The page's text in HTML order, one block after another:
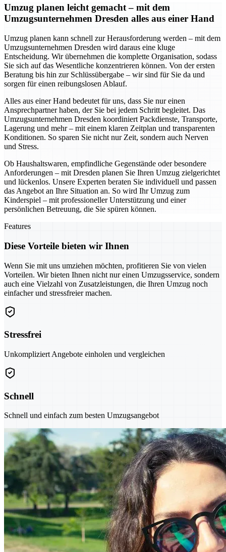
Umzug planen leicht gemacht – mit dem
Umzugsunternehmen Dresden alles aus einer Hand
Umzug planen kann schnell zur Herausforderung werden – mit dem
Umzugsunternehmen Dresden wird daraus eine kluge
Entscheidung. Wir übernehmen die komplette Organisation, sodass
Sie sich auf das Wesentliche konzentrieren können. Von der ersten
Beratung bis hin zur Schlüssübergabe – wir sind für Sie da und
sorgen für einen reibungslosen Ablauf.
Alles aus einer Hand bedeutet für uns, dass Sie nur einen
Ansprechpartner haben, der Sie bei jedem Schritt begleitet. Das
Umzugsunternehmen Dresden koordiniert Packdienste, Transporte,
Lagerung und mehr – mit einem klaren Zeitplan und transparenten
Konditionen. So sparen Sie nicht nur Zeit, sondern auch Nerven
und Stress.
Ob Haushaltswaren, empfindliche Gegenstände oder besondere
Anforderungen – mit Dresden planen Sie Ihren Umzug zielgerichtet
und lückenlos. Unsere Experten beraten Sie individuell und passen
das Angebot an Ihre Situation an. So wird Ihr Umzug zum
Kinderspiel – mit professioneller Unterstützung und einer
persönlichen Betreuung, die Sie spüren können.
Features
Diese Vorteile bieten wir Ihnen
Wenn Sie mit uns umziehen möchten, profitieren Sie von vielen
Vorteilen. Wir bieten Ihnen nicht nur einen Umzugsservice, sondern
auch eine Vielzahl von Zusatzleistungen, die Ihren Umzug noch
einfacher und stressfreier machen.
Stressfrei
Unkompliziert Angebote einholen und vergleichen
Schnell
Schnell und einfach zum besten Umzugsangebot